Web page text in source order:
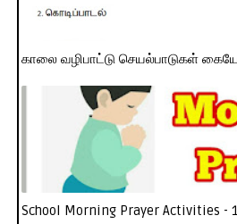
காலை வழிபாட்டு செயல்பாடுகள்
School Morning Prayer Activities -